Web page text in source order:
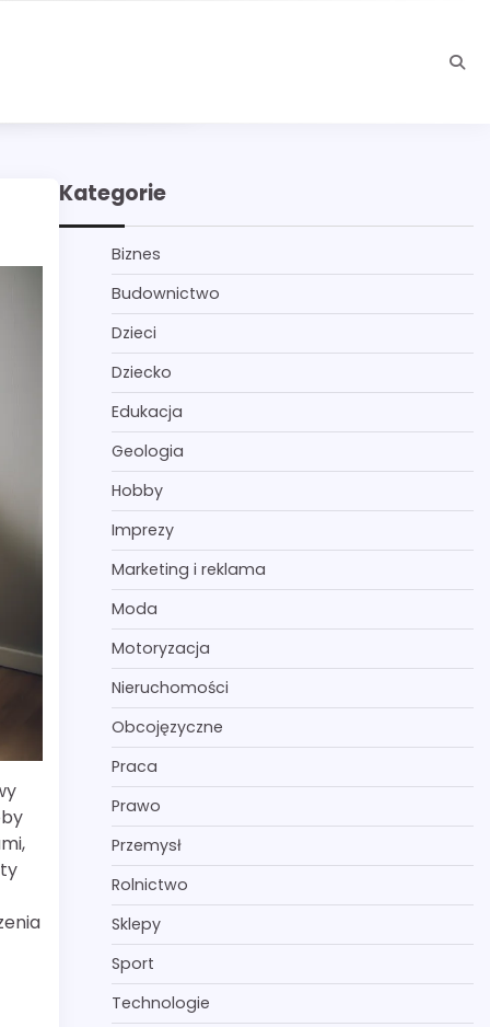
Kategorie
Biznes
Budownictwo
Dzieci
Dziecko
Edukacja
Geologia
Hobby
Imprezy
Marketing i reklama
Moda
Motoryzacja
Nieruchomości
Obcojęzyczne
Praca
Prawo
Przemysł
Rolnictwo
Sklepy
Sport
Technologie